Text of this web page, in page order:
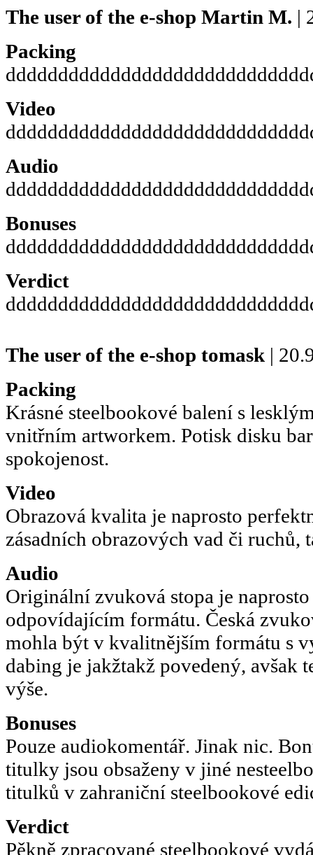
The user of the e-shop Martin M. |
Packing
Video
Audio
Bonuses
Verdict
The user of the e-shop tomask |
Packing
Krásné steelbookové balení s
vnitřním artworkem. Potisk disku
spokojenost.
Video
Obrazová kvalita je naprosto
zásadních obrazových vad či ruchů,
Audio
Originální zvuková stopa je
odpovídajícím formátu. Česká
mohla být v kvalitnějším formátu s
dabing je jakžtakž povedený, avšak
výše.
Bonuses
Pouze audiokomentář. Jinak nic.
titulky jsou obsaženy v jiné
titulků v zahraniční steelbookové
Verdict
Pěkně zpracované steelbookové